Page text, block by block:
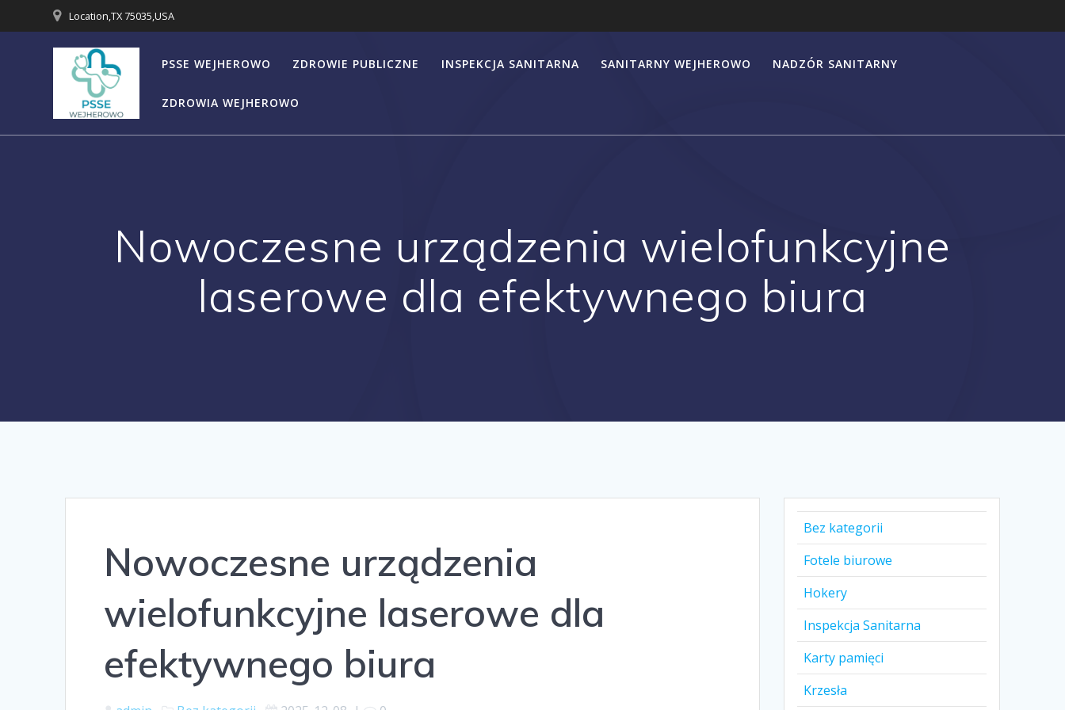
do
Location,TX 75035,USA
PSSE WEJHEROWO ZDROWIE PUBLICZNE INSPEKCJA SANITARNA SANITARNY WEJHEROWO NADZÓR SANITARNY
ZDROWIA WEJHEROWO
Nowoczesne urządzenia wielofunkcyjne
laserowe dla efektywnego biura
Nowoczesne urządzenia
wielofunkcyjne laserowe dla
efektywnego biura
Bez kategorii
Fotele biurowe
Hokery
Inspekcja Sanitarna
Karty pamięci
Krzesła